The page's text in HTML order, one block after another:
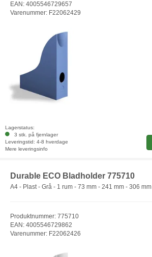
EAN: 4005546729657
Varenummer: F22062429
Lagerstatus:
3 stk. på fjernlager
Leveringstid: 4-8 hverdage
Mere leveringsinfo
Durable ECO Bladholder 775710
A4 - Plast - Grå - 1 rum - 73 mm - 241 mm - 306 mm
Produktnummer: 775710
EAN: 4005546729862
Varenummer: F22062426